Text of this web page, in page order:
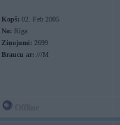
Kopš: 02. Feb 2005
No: Rīga
Ziņojumi: 2699
Braucu ar: ///M